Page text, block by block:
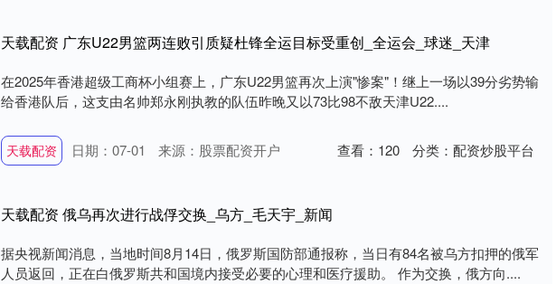
天载配资 广东U22男篮两连败引质疑杜锋全运目标受重创_全运会_球迷_天津
在2025年香港超级工商杯小组赛上，广东U22男篮再次上演"惨案"！继上一场以39分劣势输
给香港队后，这支由名帅郑永刚执教的队伍昨晚又以73比98不敌天津U22....
天载配资 日期：07-01 来源：股票配资开户 查看： 120 分类： 配资炒股平台
天载配资 俄乌再次进行战俘交换_乌方_毛天宇_新闻
据央视新闻消息，当地时间8月14日，俄罗斯国防部通报称，当日有84名被乌方扣押的俄军
人员返回，正在白俄罗斯共和国境内接受必要的心理和医疗援助。 作为交换，俄方向....